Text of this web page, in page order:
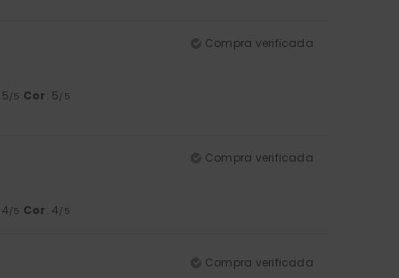
Compra verificada
/5 Cor: 5/5
Compra verificada
/5 Cor: 4/5
Compra verificada